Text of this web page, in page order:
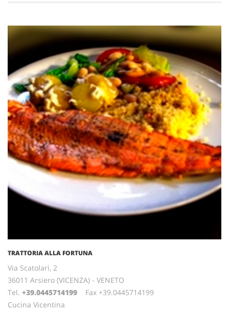
TRATTORIA ALLA FORTUNA
Via Scatolari, 2
36011 Arsiero (VICENZA) - VENETO
Tel. +39.0445714199 Fax +39.0445714199
Cucina Vicentina